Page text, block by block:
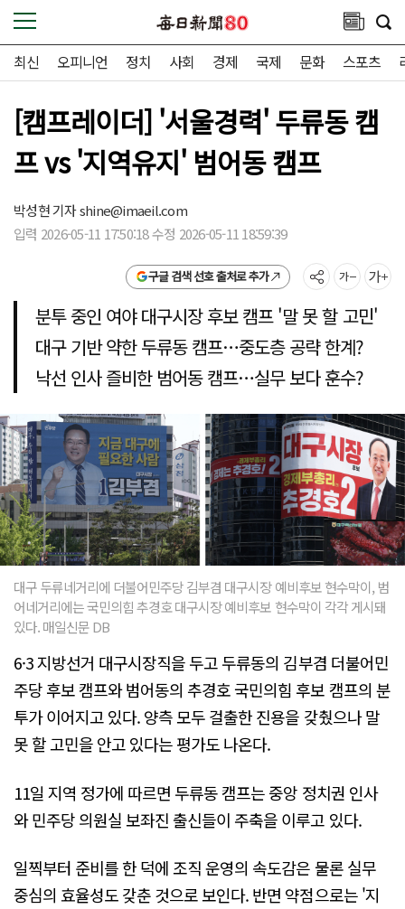
최신 오피니언 정치 사회 경제 국제 문화 스포츠
[캠프레이더] '서울경력' 두류동 캠
프 vs '지역유지' 범어동 캠프
박성현 기자shine@imaeil.com
입력 2026-05-11 17:50:18 수정 2026-05-11 18:59:39
구글 검색 선호 출처로 추가
분투 중인 여야 대구시장 후보 캠프 '말 못 할 고민'
대구 기반 약한 두류동 캠프…중도층 공략 한계?
낙선 인사 즐비한 범어동 캠프…실무 보다 훈수?
대구 두류네거리에 더불어민주당 김부겸 대구시장 예비후보 현수막이, 범
어네거리에는 국민의힘 추경호 대구시장 예비후보 현수막이 각각 게시돼
있다. 매일신문 DB
6·3 지방선거 대구시장직을 두고 두류동의 김부겸 더불어민
주당 후보 캠프와 범어동의 추경호 국민의힘 후보 캠프의 분
투가 이어지고 있다. 양측 모두 걸출한 진용을 갖췄으나 말
못 할 고민을 안고 있다는 평가도 나온다.
11일 지역 정가에 따르면 두류동 캠프는 중앙 정치권 인사
와 민주당 의원실 보좌진 출신들이 주축을 이루고 있다.
일찍부터 준비를 한 덕에 조직 운영의 속도감은 물론 실무
중심의 효율성도 갖춘 것으로 보인다. 반면 약점으로는 '지